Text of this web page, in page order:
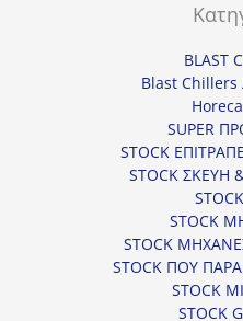
BLAST
Blast Chillers
SUPER
STOCK
STOCK ΣΚΕΥΗ
STOCK
STOCK
STOCK ΠΟΥ
STOCK
STOCK